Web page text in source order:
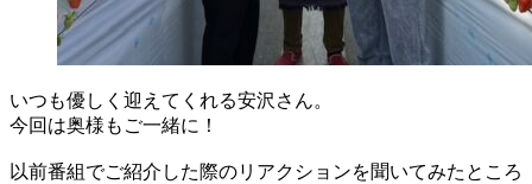
いつも優しく迎えてくれる安沢さん。
今回は奥様もご一緒に！
以前番組でご紹介した際のリアクションを聞いてみたところ